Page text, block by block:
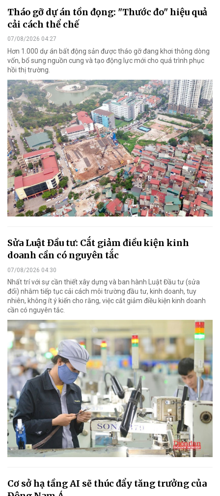
Tháo gỡ dự án tồn đọng: "Thước đo" hiệu quả
cải cách thể chế
07/08/2026 04:27
Hơn 1.000 dự án bất động sản được tháo gỡ đang khơi thông dòng
vốn, bổ sung nguồn cung và tạo động lực mới cho quá trình phục
hồi thị trường.
Sửa Luật Đầu tư: Cắt giảm điều kiện kinh
doanh cần có nguyên tắc
07/08/2026 04:30
Nhất trí với sự cần thiết xây dựng và ban hành Luật Đầu tư (sửa
đổi) nhằm tiếp tục cải cách môi trường đầu tư, kinh doanh, tuy
nhiên, không ít ý kiến cho rằng, việc cắt giảm điều kiện kinh doanh
cần có nguyên tắc.
Cơ sở hạ tầng AI sẽ thúc đẩy tăng trưởng của